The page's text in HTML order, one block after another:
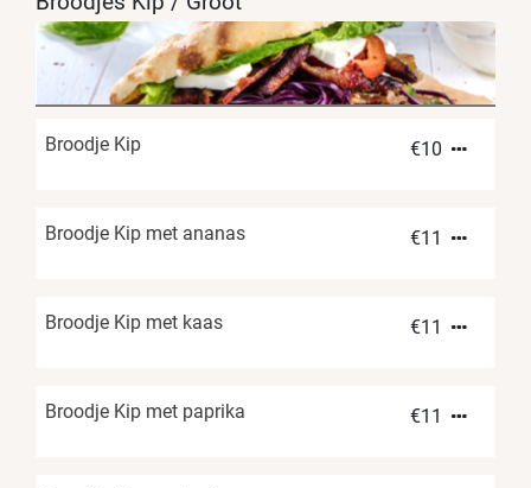
Broodje Kip €10
Broodje Kip met ananas €11
Broodje Kip met kaas €11
Broodje Kip met paprika €11